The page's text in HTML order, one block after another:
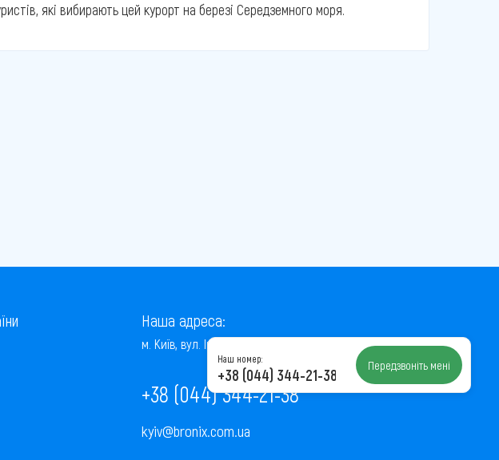
які вибирають цей курорт на березі Середземного моря.
Наша адреса:
м. Київ, вул. Інститутська, 22/7, оф. 41
+38 (044) 344-21-38
kyiv@bronix.com.ua
Наш номер:
+38 (044) 344-21-38 Передзвоніть мені